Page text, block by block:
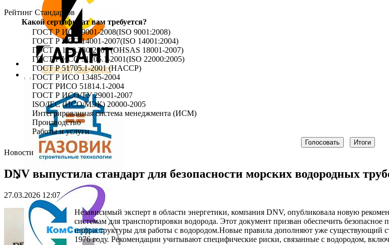
Рейтинг Стандартов
Какой сертификат вам требуется?
ГОСТ Р ИСО 9001-2008(ISO 9001:2008)
ГОСТ Р ИСО 14001-2007(ISO 14001:2004)
ГОСТ Р 12.0.230-2007 (OHSAS 18001-2007)
ГОСТ Р ИСО 51705.1-2001(ISO 22000:2005)
ГОСТ Р 51705.1-2001 (HACCP)
ГОСТ Р ИСО 13485-2004
ГОСТ РИСО 51814.1-2004
ГОСТ Р ИСО/ТУ 29001-2007
ISO/IEC (ИСО/МЭК) 20000-2005
Интегрированная система менеджмента (ИСМ)
Производство
Работы и услуги
Новости
DNV выпустила стандарт для безопасности морских водородных
27.03.2026 12:07
Независимый эксперт в области энергетики, компания DNV, опубликовала новую
системам для транспортировки водорода. Этот документ призван обеспечить
инфраструктуры для работы с водородом.Новые правила дополняют уже существующий
1976 году. Рекомендации учитывают специфические риски, связанные с водородом,